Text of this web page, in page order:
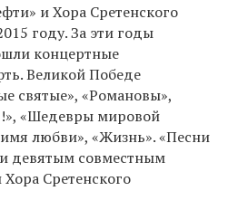
и Хора Сретенского
году. За эти годы
концертные
Великой Победе
святые», «Романовы»,
«Шедевры мировой
любви», «Жизнь». «Песни
девятым совместным
Сретенского